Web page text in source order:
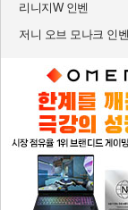
리니지W 인벤
저니 오브 모나크 인벤